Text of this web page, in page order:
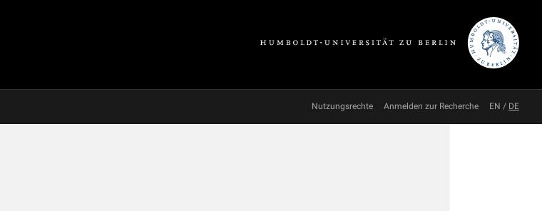
Nutzungsrechte Anmelden zur Recherche EN / DE